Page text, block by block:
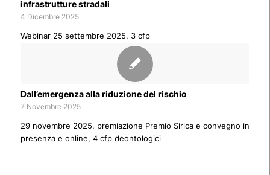
infrastrutture stradali
4 Dicembre 2025
Webinar 25 settembre 2025, 3 cfp
Dall’emergenza alla riduzione del rischio
7 Novembre 2025
29 novembre 2025, premiazione Premio Sirica e convegno in
presenza e online, 4 cfp deontologici